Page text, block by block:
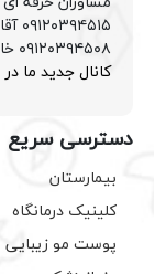
۰۹۱۲۰۳۹۴۵۱۵ آقای پرسته
۰۹۱۲۰۳۹۴۵۰۸ خانم لواسانی
کانال جدید ما
دسترسی سریع
بیمارستان
کلینیک درمانگاه
پوست مو زیبایی